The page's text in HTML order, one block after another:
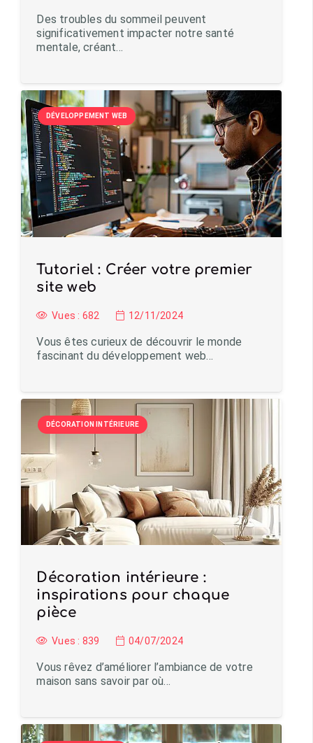
Des troubles du sommeil peuvent
significativement impacter notre santé
mentale, créant…
DÉVELOPPEMENT WEB
Tutoriel : Créer votre premier
site web
Vues : 682 12/11/2024
Vous êtes curieux de découvrir le monde
fascinant du développement web…
DÉCORATION INTÉRIEURE
Décoration intérieure :
inspirations pour chaque
pièce
Vues : 839 04/07/2024
Vous rêvez d’améliorer l’ambiance de votre
maison sans savoir par où…